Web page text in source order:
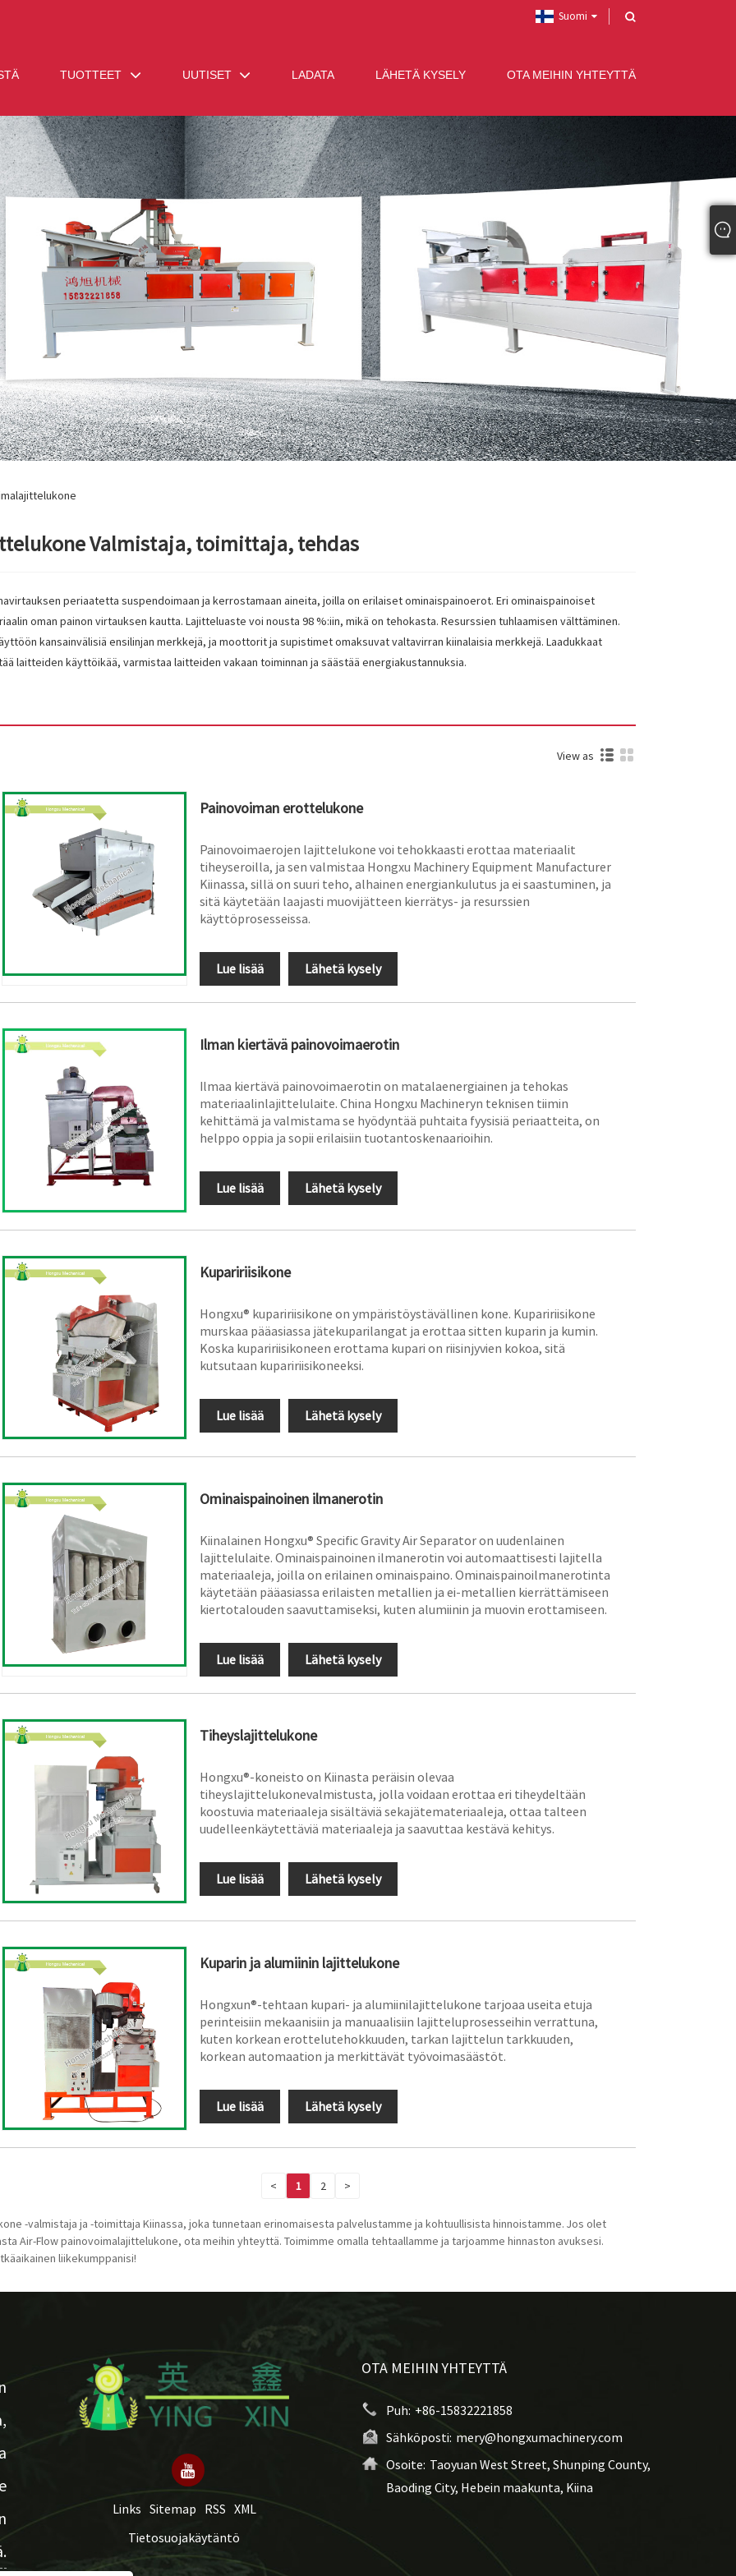
Suomi
TUOTTEET UUTISET LADATA LÄHETÄ KYSELY OTA MEIHIN YHTEYTTÄ
Valmistaja, toimittaja, tehdas
periaatetta suspendoimaan ja kerrostamaan aineita, joilla on erilaiset ominaispainoerot. Eri ominaispainoiset
oman painon virtauksen kautta. Lajitteluaste voi nousta 98 ​​%:iin, mikä on tehokasta. Resurssien tuhlaamisen välttäminen.
kansainvälisiä ensilinjan merkkejä, ja moottorit ja supistimet omaksuvat valtavirran kiinalaisia ​​merkkejä. Laadukkaat
laitteiden käyttöikää, varmistaa laitteiden vakaan toiminnan ja säästää energiakustannuksia.
View as
Painovoiman erottelukone
Painovoimaerojen lajittelukone voi tehokkaasti erottaa materiaalit
tiheyseroilla, ja sen valmistaa Hongxu Machinery Equipment Manufacturer
Kiinassa, sillä on suuri teho, alhainen energiankulutus ja ei saastuminen, ja
sitä käytetään laajasti muovijätteen kierrätys- ja resurssien
käyttöprosesseissa.
Lue lisää Lähetä kysely
Ilman kiertävä painovoimaerotin
Ilmaa kiertävä painovoimaerotin on matalaenergiainen ja tehokas
materiaalinlajittelulaite. China Hongxu Machineryn teknisen tiimin
kehittämä ja valmistama se hyödyntää puhtaita fyysisiä periaatteita, on
helppo oppia ja sopii erilaisiin tuotantoskenaarioihin.
Lue lisää Lähetä kysely
Kupaririisikone
Hongxu® kupaririisikone on ympäristöystävällinen kone. Kupaririisikone
murskaa pääasiassa jätekuparilangat ja erottaa sitten kuparin ja kumin.
Koska kupaririisikoneen erottama kupari on riisinjyvien kokoa, sitä
kutsutaan kupaririisikoneeksi.
Lue lisää Lähetä kysely
Ominaispainoinen ilmanerotin
Kiinalainen Hongxu® Specific Gravity Air Separator on uudenlainen
lajittelulaite. Ominaispainoinen ilmanerotin voi automaattisesti lajitella
materiaaleja, joilla on erilainen ominaispaino. Ominaispainoilmanerotinta
käytetään pääasiassa erilaisten metallien ja ei-metallien kierrättämiseen
kiertotalouden saavuttamiseksi, kuten alumiinin ja muovin erottamiseen.
Lue lisää Lähetä kysely
Tiheyslajittelukone
Hongxu®-koneisto on Kiinasta peräisin olevaa
tiheyslajittelukonevalmistusta, jolla voidaan erottaa eri tiheydeltään
koostuvia materiaaleja sisältäviä sekajätemateriaaleja, ottaa talteen
uudelleenkäytettäviä materiaaleja ja saavuttaa kestävä kehitys.
Lue lisää Lähetä kysely
Kuparin ja alumiinin lajittelukone
Hongxun®-tehtaan kupari- ja alumiinilajittelukone tarjoaa useita etuja
perinteisiin mekaanisiin ja manuaalisiin lajitteluprosesseihin verrattuna,
kuten korkean erottelutehokkuuden, tarkan lajittelun tarkkuuden,
korkean automaation ja merkittävät työvoimasäästöt.
Lue lisää Lähetä kysely
< 1 2 >
-valmistaja ja -toimittaja Kiinassa, joka tunnetaan erinomaisesta palvelustamme ja kohtuullisista hinnoistamme. Jos olet
Air-Flow painovoimalajittelukone, ota meihin yhteyttä. Toimimme omalla tehtaallamme ja tarjoamme hinnaston avuksesi.
liikekumppanisi!
Links Sitemap RSS XML
Tietosuojakäytäntö
OTA MEIHIN YHTEYTTÄ
Puh: +86-15832221858
Sähköposti: mery@hongxumachinery.com
Osoite: Taoyuan West Street, Shunping County,
Baoding City, Hebein maakunta, Kiina